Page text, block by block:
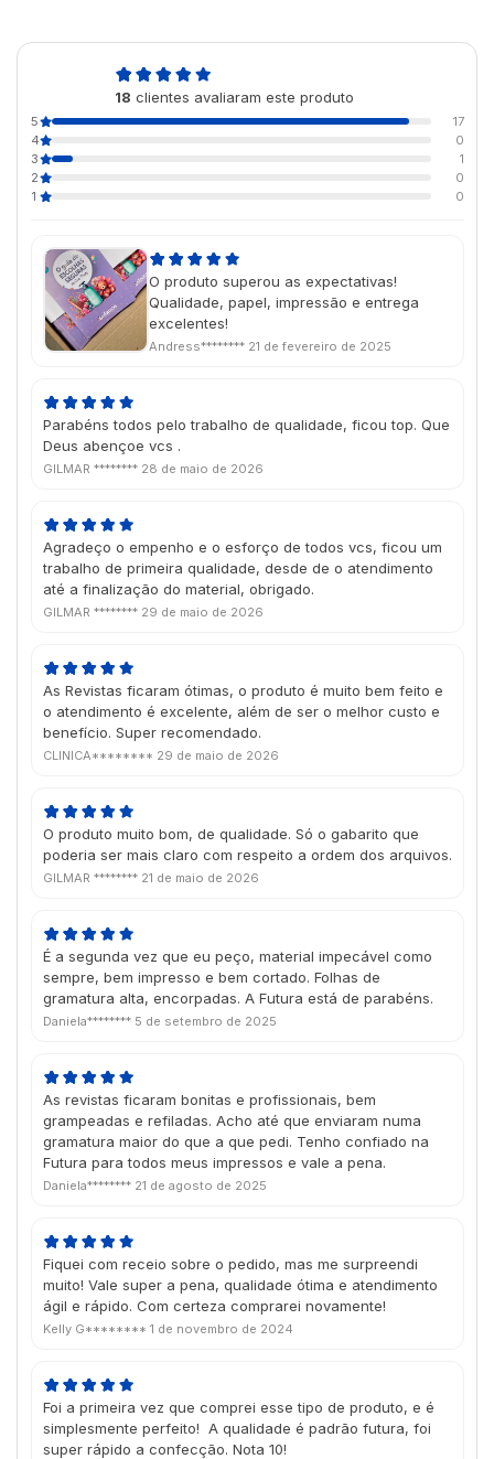
18 clientes avaliaram este produto
5
17
4
0
3
1
2
0
1
0
O produto superou as expectativas!
Qualidade, papel, impressão e entrega
excelentes!
Andress******** 21 de fevereiro de 2025
Parabéns todos pelo trabalho de qualidade, ficou top. Que
Deus abençoe vcs .
GILMAR ******** 28 de maio de 2026
Agradeço o empenho e o esforço de todos vcs, ficou um
trabalho de primeira qualidade, desde de o atendimento
até a finalização do material, obrigado.
GILMAR ******** 29 de maio de 2026
As Revistas ficaram ótimas, o produto é muito bem feito e
o atendimento é excelente, além de ser o melhor custo e
benefício. Super recomendado.
CLINICA******** 29 de maio de 2026
O produto muito bom, de qualidade. Só o gabarito que
poderia ser mais claro com respeito a ordem dos arquivos.
GILMAR ******** 21 de maio de 2026
É a segunda vez que eu peço, material impecável como
sempre, bem impresso e bem cortado. Folhas de
gramatura alta, encorpadas. A Futura está de parabéns.
Daniela******** 5 de setembro de 2025
As revistas ficaram bonitas e profissionais, bem
grampeadas e refiladas. Acho até que enviaram numa
gramatura maior do que a que pedi. Tenho confiado na
Futura para todos meus impressos e vale a pena.
Daniela******** 21 de agosto de 2025
Fiquei com receio sobre o pedido, mas me surpreendi
muito! Vale super a pena, qualidade ótima e atendimento
ágil e rápido. Com certeza comprarei novamente!
Kelly G******** 1 de novembro de 2024
Foi a primeira vez que comprei esse tipo de produto, e é
simplesmente perfeito! A qualidade é padrão futura, foi
super rápido a confecção. Nota 10!